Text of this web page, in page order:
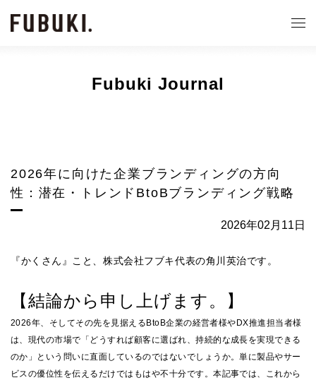
Fubuki Journal
2026年に向けた企業ブランディングの方向
性：潜在・トレンドBtoBブランディング戦略
2026年02月11日
『かくさん』こと、株式会社フブキ代表の角川英治です。
【結論から申し上げます。】
2026年、そしてその先を見据えるBtoB企業の経営者様やDX推進担当者様
は、現代の市場で「どうすれば顧客に選ばれ、持続的な成長を実現できる
のか」という問いに直面しているのではないでしょうか。単に製品やサー
ビスの優位性を伝えるだけではもはや不十分です。本記事では、これから